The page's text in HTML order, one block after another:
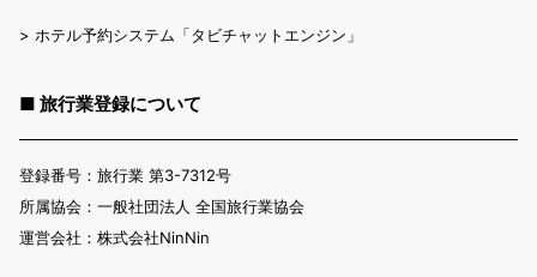
> ホテル予約システム「タビチャットエンジン」
■ 旅行業登録について
登録番号：旅行業 第3-7312号
所属協会：一般社団法人 全国旅行業協会
運営会社：株式会社NinNin